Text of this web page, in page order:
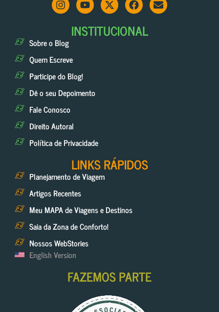
INSTITUCIONAL
Sobre o Blog
Quem Escreve
Participe do Blog!
Dê o seu Depoimento
Fale Conosco
Direito Autoral
Política de Privacidade
LINKS RÁPIDOS
Planejamento de Viagem
Artigos Recentes
Meu MAPA de Viagens e Destinos
Saia da Zona de Conforto!
Nossos WebStories
English Version
FAZEMOS PARTE